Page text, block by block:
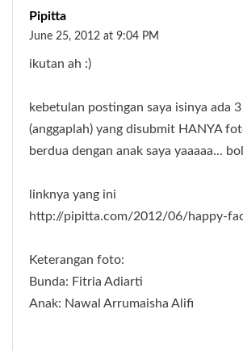
Pipitta
June 25, 2012 at 9:04 PM
ikutan ah :)
kebetulan postingan saya isinya ada
(anggaplah) yang disubmit HANYA
berdua dengan anak saya yaaaaa...
linknya yang ini
http://pipitta.com/2012/06/happy-
Keterangan foto:
Bunda: Fitria Adiarti
Anak: Nawal Arrumaisha Alifi